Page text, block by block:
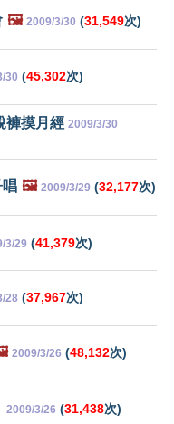
🖼️ 2009/3/30 (31,549次)
30 (45,302次)
褲摸月經 2009/3/30
唱 🖼️ 2009/3/29 (32,177次)
3/29 (41,379次)
28 (37,967次)
2009/3/26 (48,132次)
2009/3/26 (31,438次)